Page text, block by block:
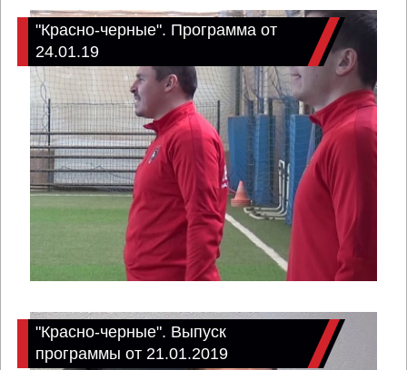
"Красно-черные". Программа от
24.01.19
"Красно-черные". Выпуск
программы от 21.01.2019